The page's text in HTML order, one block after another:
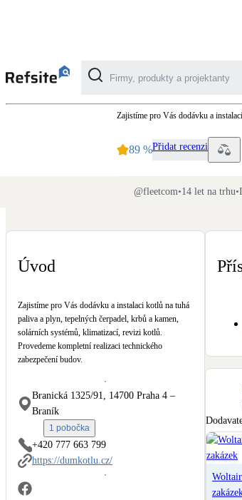
Kotle
Hlavní zdroje vytápění
Stínicí technika
Žaluzie, markýzy, pergoly
LED osvětlení
FleetCom (Dům
Zajistíme pro Vás dodávku a
89 %Přidat recenzi
@fleetcom•14 let na trhu•
Úvod
Zajistíme pro Vás dodávku a instalaci kotlů na tuhá
paliva a plyn, tepelných čerpadel, krbů a kamen,
solárních systémů, klimatizací, revizi kotlů.
Provedeme kompletní realizaci technického
zabezpečení budov.
Branická 1325/91, 14700 Praha 4 –
Braník
1 pobočka
+420 777 663 799
https://dumkotlu.cz/